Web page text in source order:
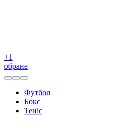
+1
обране
Футбол
Бокс
Теніс